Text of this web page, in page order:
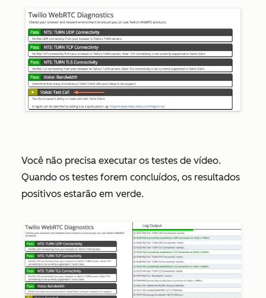
Você não precisa executar os testes de vídeo.
Quando os testes forem concluídos, os resultados
positivos estarão em verde.